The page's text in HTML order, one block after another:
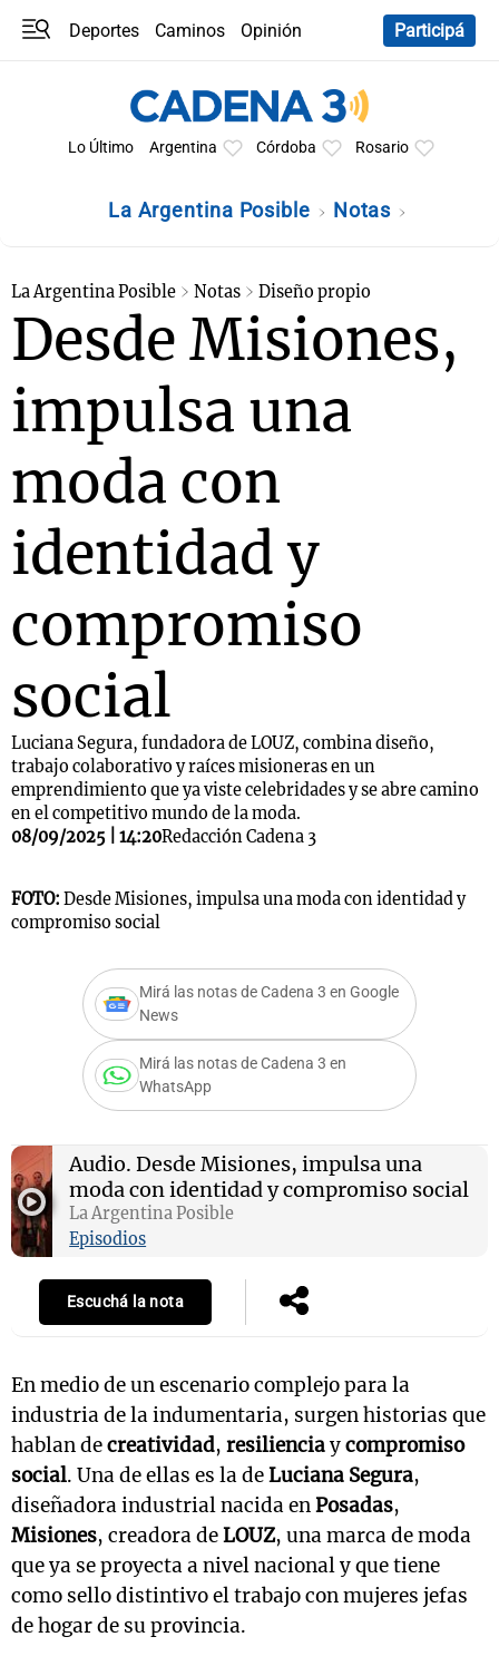
Deportes Caminos
Opinión
Participá
Lo Último Argentina Córdoba Rosario
La Argentina Posible Notas
La Argentina Posible Notas Diseño propio
Desde Misiones,
impulsa una
moda con
identidad y
compromiso
social
Luciana Segura, fundadora de LOUZ, combina diseño,
trabajo colaborativo y raíces misioneras en un
emprendimiento que ya viste celebridades y se abre camino
en el competitivo mundo de la moda.
08/09/2025 | 14:20Redacción Cadena 3
FOTO: Desde Misiones, impulsa una moda con identidad y
compromiso social
Mirá las notas de Cadena 3 en Google
News
Mirá las notas de Cadena 3 en
WhatsApp
Audio. Desde Misiones, impulsa una
moda con identidad y compromiso social
La Argentina Posible
Episodios
Escuchá la nota
En medio de un escenario complejo para la
industria de la indumentaria, surgen historias que
hablan decreatividad, resilienciaycompromiso
social. Una de ellas es la deLuciana Segura,
diseñadora industrial nacida enPosadas,
Misiones, creadora deLOUZ, una marca de moda
que ya se proyecta a nivel nacional y que tiene
como sello distintivo el trabajo con mujeres jefas
de hogar de su provincia.
Mundial 2026
Cadena 3